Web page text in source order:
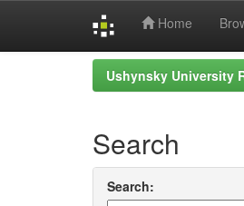
Home
Ushynsky University
Search
Search: